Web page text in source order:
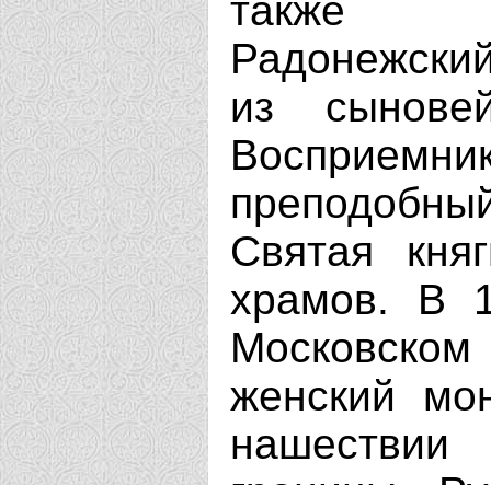
также
из
Святая
храмов. В
женский